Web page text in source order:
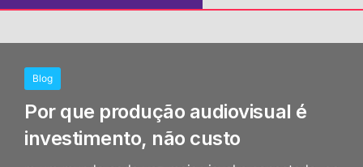
Blog
Por que produção audiovisual é
investimento, não custo